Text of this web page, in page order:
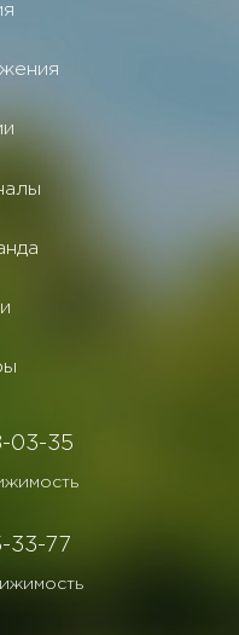
03-35
33-77